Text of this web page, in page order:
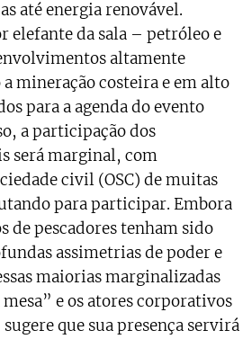
até energia renovável.
elefante da sala – petróleo e
altamente
mineração costeira e em alto
para a agenda do evento
a participação dos
será marginal, com
civil (OSC) de muitas
para participar. Embora
de pescadores tenham sido
assimetrias de poder e
maiorias marginalizadas
e os atores corporativos
que sua presença servirá